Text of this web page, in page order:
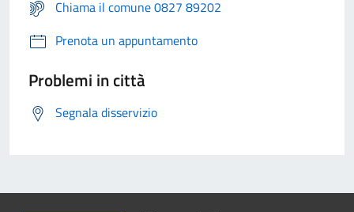
Chiama il comune 0827 89202
Prenota un appuntamento
Problemi in città
Segnala disservizio